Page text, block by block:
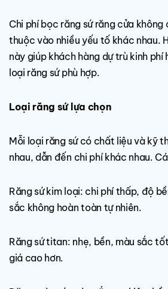
Chi phí bọc răng sứ răng cửa không
thuộc vào nhiều yếu tố khác nhau.
này giúp khách hàng dự trù kinh phí
loại răng sứ phù hợp.
Loại răng sứ lựa chọn
Mỗi loại răng sứ có chất liệu và kỹ
nhau, dẫn đến chi phí khác nhau.
Răng sứ kim loại: chi phí thấp, độ
sắc không hoàn toàn tự nhiên.
Răng sứ titan: nhẹ, bền, màu sắc
giá cao hơn.